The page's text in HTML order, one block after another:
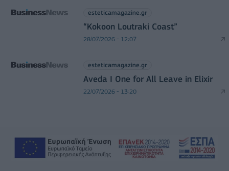
esteticamagazine.gr
“Kokoon Loutraki Coast”
28/07/2026 - 12:07
esteticamagazine.gr
Aveda I One for All Leave in Elixir
22/07/2026 - 13:20